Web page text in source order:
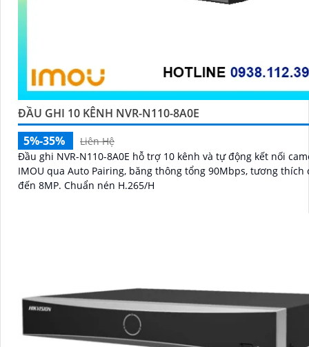
ĐẦU GHI 10 KÊNH NVR-N110-8A0E
5%-35%
Liên Hệ
Đầu ghi NVR-N110-8A0E hỗ trợ 10 kênh và tự động kết nối
IMOU qua Auto Pairing, băng thông tổng 90Mbps, tương thích
đến 8MP. Chuẩn nén H.265/H